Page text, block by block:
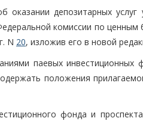
депозитарных
комиссии по ценным
N 20, изложив его в новой
паевых инвестиционных
положения
фонда и